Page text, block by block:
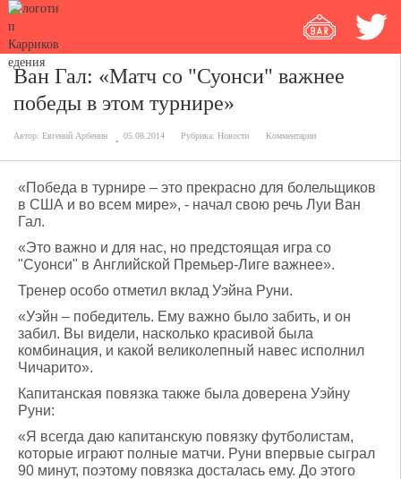
Ван Гал: «Матч со "Суонси" важнее
победы в этом турнире»
Автор: Евгений Арбенин 05.08.2014 Рубрика: Новости Комментарии
«Победа в турнире – это прекрасно для болельщиков
в США и во всем мире», - начал свою речь Луи Ван
Гал.
«Это важно и для нас, но предстоящая игра со
"Суонси" в Английской Премьер-Лиге важнее».
Тренер особо отметил вклад Уэйна Руни.
«Уэйн – победитель. Ему важно было забить, и он
забил. Вы видели, насколько красивой была
комбинация, и какой великолепный навес исполнил
Чичарито».
Капитанская повязка также была доверена Уэйну
Руни:
«Я всегда даю капитанскую повязку футболистам,
которые играют полные матчи. Руни впервые сыграл
90 минут, поэтому повязка досталась ему. До этого